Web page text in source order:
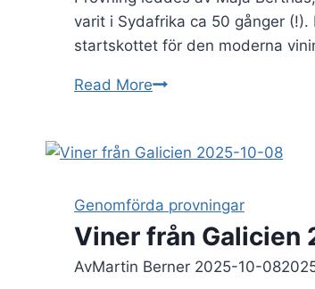
varit i Sydafrika ca 50 gånger
startskottet för den moderna
Read MoreSydafrika
Berthas
10-
30
Genomförda provningar
Viner från Galicien
AvMartin Berner 2025-10-08